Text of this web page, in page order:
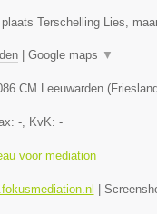
Terschelling Lies,
| Google maps ▼
CM Leeuwarden(Friesland
-, KvK: -
voor mediation